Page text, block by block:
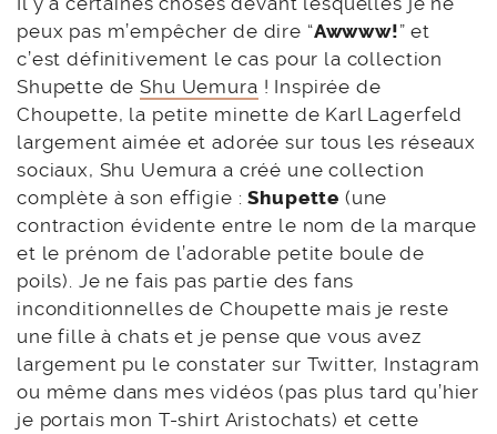
peux pas m’empêcher de dire “Awwww!” et
c’est définitivement le cas pour la collection
Shupette deShu Uemura ! Inspirée de
Choupette, la petite minette de Karl Lagerfeld
largement aimée et adorée sur tous les réseaux
sociaux, Shu Uemura a créé une collection
complète à son effigie :Shupette (une
contraction évidente entre le nom de la marque
et le prénom de l’adorable petite boule de
poils). Je ne fais pas partie des fans
inconditionnelles de Choupette mais je reste
une fille à chats et je pense que vous avez
largement pu le constater sur Twitter, Instagram
ou même dans mes vidéos (pas plus tard qu’hier
je portais mon T-shirt Aristochats) et cette